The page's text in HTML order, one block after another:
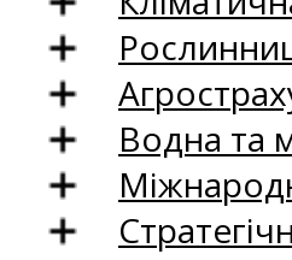
Водна та